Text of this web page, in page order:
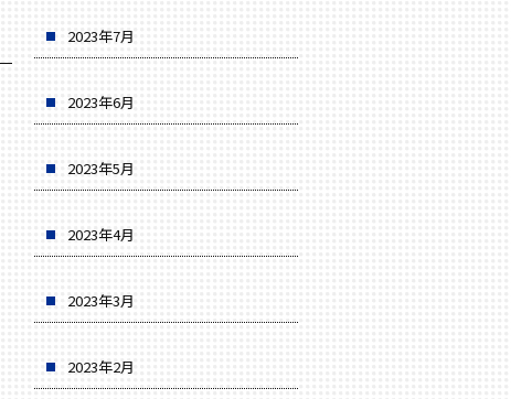
2023年7月
2023年6月
2023年5月
2023年4月
2023年3月
2023年2月